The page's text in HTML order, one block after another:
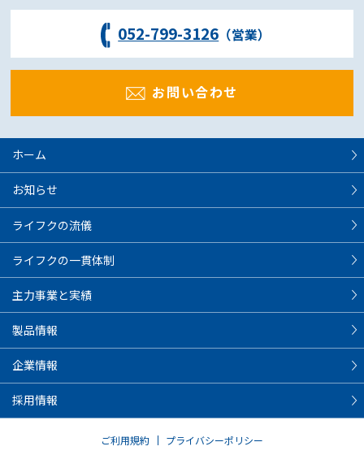
052-799-3126 （営業）
お問い合わせ
ホーム
お知らせ
ライフクの流儀
ライフクの一貫体制
主力事業と実績
製品情報
企業情報
採用情報
ご利用規約 プライバシーポリシー